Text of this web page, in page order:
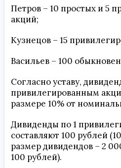
Петров – 10 простых и 5
акций;
Кузнецов – 15
Васильев – 100
Согласно уставу,
привилегированным
размере 10% от
Дивиденды по 1
составляют 100 рублей
размер дивидендов – 2
100 рублей).